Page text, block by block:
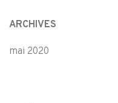
ARCHIVES
mai 2020